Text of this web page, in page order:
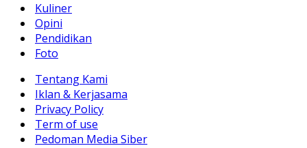
Kuliner
Opini
Pendidikan
Foto
Tentang Kami
Iklan & Kerjasama
Privacy Policy
Term of use
Pedoman Media Siber